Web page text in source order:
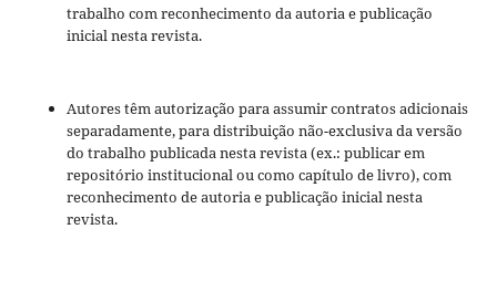
trabalho com reconhecimento da autoria e publicação
inicial nesta revista.
Autores têm autorização para assumir contratos adicionais
separadamente, para distribuição não-exclusiva da versão
do trabalho publicada nesta revista (ex.: publicar em
repositório institucional ou como capítulo de livro), com
reconhecimento de autoria e publicação inicial nesta
revista.